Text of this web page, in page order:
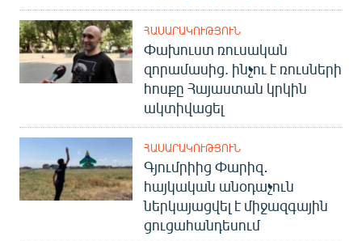
ՀԱՍԱՐԱԿՈՒԹՅՈՒՆ
Փախուստ ռուսական
զորամասից. ինչու է ռուսների
հոսքը Հայաստան կրկին
ակտիվացել
ՀԱՍԱՐԱԿՈՒԹՅՈՒՆ
Գյումրիից Փարիզ․
հայկական անօդաչուն
ներկայացվել է միջազգային
ցուցահանդեսում